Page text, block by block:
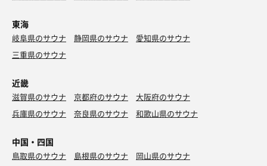
東海
岐阜県のサウナ 静岡県のサウナ
愛知県のサウナ
三重県のサウナ
近畿
滋賀県のサウナ 京都府のサウナ
大阪府のサウナ
兵庫県のサウナ
奈良県のサウナ 和歌山県のサウナ
中国・四国
鳥取県のサウナ 島根県のサウナ
岡山県のサウナ